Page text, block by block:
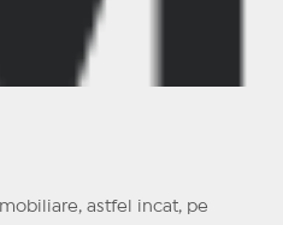
astfel incat, pe